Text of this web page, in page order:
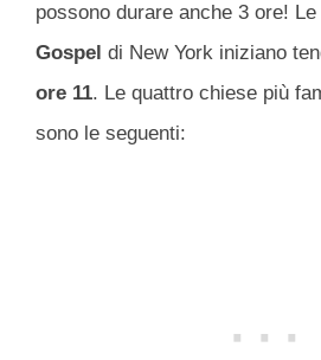
possono durare anche 3 ore! Le
Gospel di New York iniziano
ore 11. Le quattro chiese più
sono le seguenti: